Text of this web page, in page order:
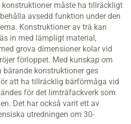
konstruktioner måste ha tillräckligt
avsedd funktion under den
Konstruktioner av trä kan
in med lämpligt material,
grova dimensioner kolar vid
förloppet. Med kunskap om
konstruktioner ges
att ha tillräcklig bärförmåga vid
för det limträfackverk som
Det har också varit ett av
utredningen om 30-